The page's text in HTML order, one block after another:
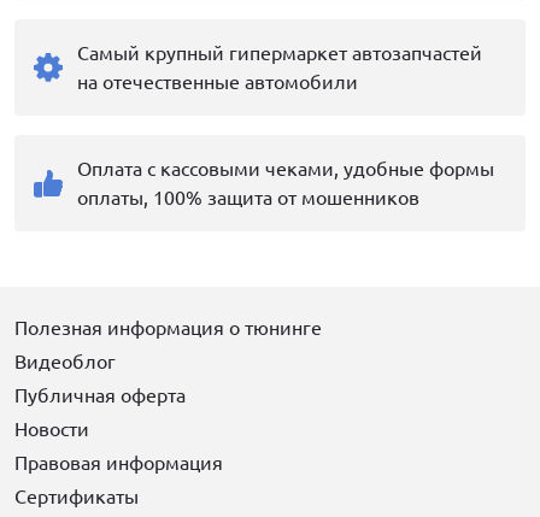
Самый крупный гипермаркет автозапчастей
на отечественные автомобили
Оплата с кассовыми чеками, удобные формы
оплаты, 100% защита от мошенников
Полезная информация о тюнинге
Видеоблог
Публичная оферта
Новости
Правовая информация
Сертификаты